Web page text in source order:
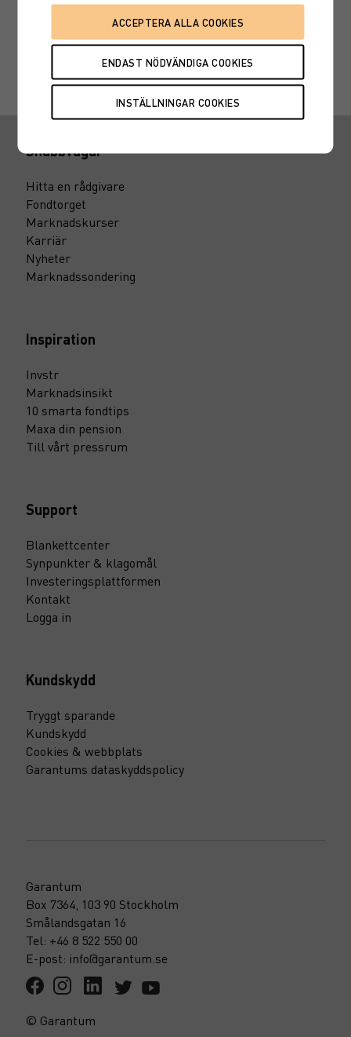
Snabbvägar
Hitta en rådgivare
Fondtorget
Marknadskurser
Karriär
Nyheter
Marknadssondering
Inspiration
Invstr
Marknadsinsikt
10 smarta fondtips
Maxa din pension
Till vårt pressrum
Support
Blankettcenter
Synpunkter & klagomål
Investeringsplattformen
Kontakt
Logga in
Kundskydd
Tryggt sparande
Kundskydd
Cookies & webbplats
Garantums dataskyddspolicy
Garantum
Box 7364, 103 90 Stockholm
Smålandsgatan 16
Tel: +46 8 522 550 00
E-post: info@garantum.se
© Garantum